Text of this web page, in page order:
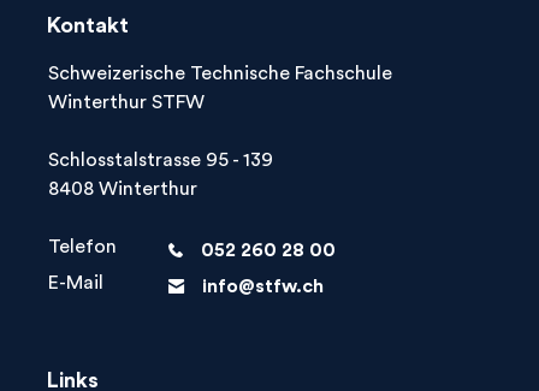
Kontakt
Schweizerische Technische Fachschule
Winterthur STFW
Schlosstalstrasse 95 - 139
8408 Winterthur
Telefon phone
052 260 28 00
E-Mail
letter info@stfw.ch
Links